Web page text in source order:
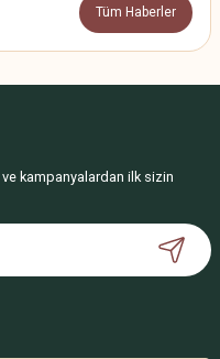
Tüm Haberler
kampanyalardan ilk sizin